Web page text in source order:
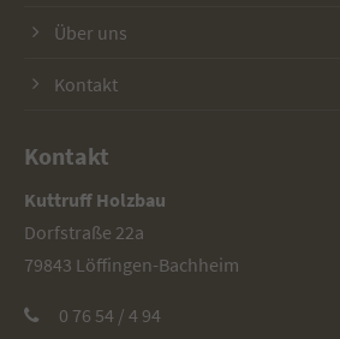
Über uns
Kontakt
Kontakt
Kuttruff Holzbau
Dorfstraße 22a
79843 Löffingen-Bachheim
0 76 54 / 4 94